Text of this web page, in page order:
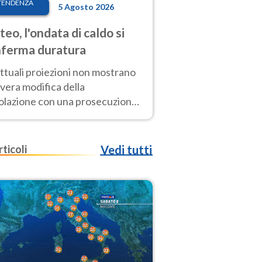
5 Agosto 2026
l'ondata di caldo si
duratura
proiezioni non mostrano
modifica della
con una prosecuzione
fuori scala per molti
Vedi tutti